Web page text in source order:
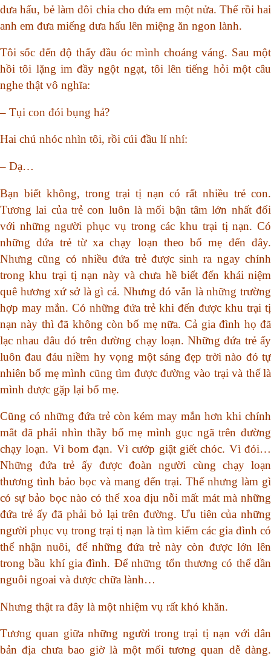
dưa hấu, bẻ làm đôi chia cho đứa em một nửa. Thế rồi hai
anh em đưa miếng dưa hấu lên miệng ăn ngon lành.
Tôi sốc đến độ thấy đầu óc mình choáng váng. Sau một
hồi tôi lặng im đầy ngột ngạt, tôi lên tiếng hỏi một câu
nghe thật vô nghĩa:
– Tụi con đói bụng hả?
Hai chú nhóc nhìn tôi, rồi cúi đầu lí nhí:
– Dạ…
Bạn biết không, trong trại tị nạn có rất nhiều trẻ con.
Tương lai của trẻ con luôn là mối bận tâm lớn nhất đối
với những người phục vụ trong các khu trại tị nạn. Có
những đứa trẻ từ xa chạy loạn theo bố mẹ đến đây.
Nhưng cũng có nhiều đứa trẻ được sinh ra ngay chính
trong khu trại tị nạn này và chưa hề biết đến khái niệm
quê hương xứ sở là gì cả. Nhưng đó vẫn là những trường
hợp may mắn. Có những đứa trẻ khi đến được khu trại tị
nạn này thì đã không còn bố mẹ nữa. Cả gia đình họ đã
lạc nhau đâu đó trên đường chạy loạn. Những đứa trẻ ấy
luôn đau đáu niềm hy vọng một sáng đẹp trời nào đó tự
nhiên bố mẹ mình cũng tìm được đường vào trại và thế là
mình được gặp lại bố mẹ.
Cũng có những đứa trẻ còn kém may mắn hơn khi chính
mắt đã phải nhìn thầy bố mẹ mình gục ngã trên đường
chạy loạn. Vì bom đạn. Vì cướp giật giết chóc. Vì đói…
Những đứa trẻ ấy được đoàn người cùng chạy loạn
thương tình bảo bọc và mang đến trại. Thế nhưng làm gì
có sự bảo bọc nào có thể xoa dịu nỗi mất mát mà những
đứa trẻ ấy đã phải bỏ lại trên đường. Ưu tiên của những
người phục vụ trong trại tị nạn là tìm kiếm các gia đình có
thể nhận nuôi, để những đứa trẻ này còn được lớn lên
trong bầu khí gia đình. Để những tổn thương có thể dần
nguôi ngoai và được chữa lành…
Nhưng thật ra đây là một nhiệm vụ rất khó khăn.
Tương quan giữa những người trong trại tị nạn với dân
bản địa chưa bao giờ là một mối tương quan dễ dàng.